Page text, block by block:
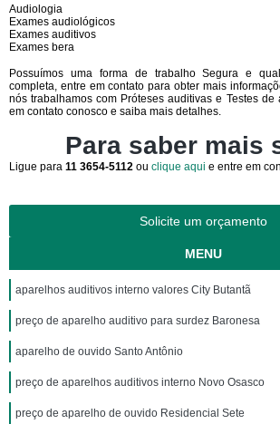
Audiologia
Exames audiológicos
Exames auditivos
Exames bera
Possuímos uma forma de trabalho Segura e
completa, entre em contato para obter mais
nós trabalhamos com Próteses auditivas e Testes de
em contato conosco e saiba mais detalhes.
Para saber mais
Ligue para 11 3654-5112 ou clique aqui e entre em
Solicite um orçamento
MENU
aparelhos auditivos interno valores City Butantã
preço de aparelho auditivo para surdez Baronesa
aparelho de ouvido Santo Antônio
preço de aparelhos auditivos interno Novo Osasco
preço de aparelho de ouvido Residencial Sete